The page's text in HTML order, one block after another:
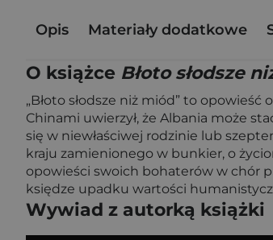
Opis Materiały dodatkowe
O książce Błoto słodsze
„Błoto słodsze niż miód” to
Chinami uwierzył, że Albania może
się w niewłaściwej rodzinie lub
kraju zamienionego w bunkier, o
opowieści swoich bohaterów w chór
księdze upadku wartości
Wywiad z autorką książki